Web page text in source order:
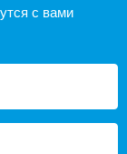
с вами